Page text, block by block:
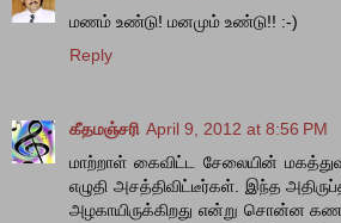
மணம் உண்டு! மனமும் உண்டு!! :-)
Reply
கீதமஞ்சரி April 9, 2012 at 8:56 PM
மாற்றாள் கைவிட்ட சேலையின்
எழுதி அசத்திவிட்டீர்கள். இந்த
அழகாயிருக்கிறது என்று சொன்ன